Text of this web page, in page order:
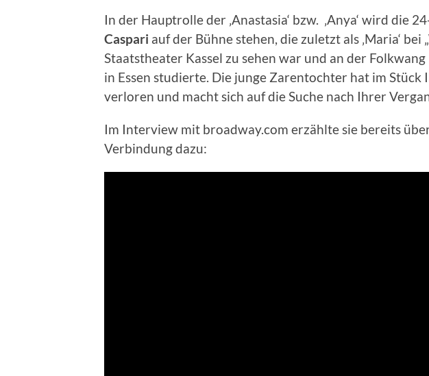
In der Hauptrolle der ‚Anastasia‘ bzw. ‚Anya‘ wird die
Caspari auf der Bühne stehen, die zuletzt als ‚Maria‘ bei
Staatstheater Kassel zu sehen war und an der
in Essen studierte. Die junge Zarentochter hat im Stück
verloren und macht sich auf die Suche nach Ihrer
Im Interview mit broadway.com erzählte sie bereits
Verbindung dazu: